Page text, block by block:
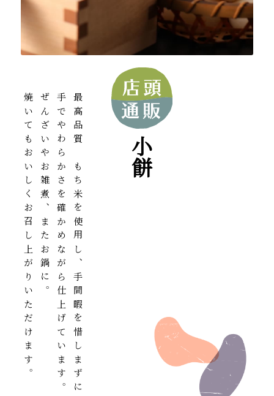
小餅
最高品質のもち米を使用し、手間暇を惜しまずに
手でやわらかさを確かめながら仕上げています。
ぜんざいやお雑煮、またお鍋に。
焼いてもおいしくお召し上がりいただけます。